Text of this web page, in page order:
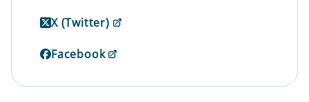
X (Twitter)
Facebook